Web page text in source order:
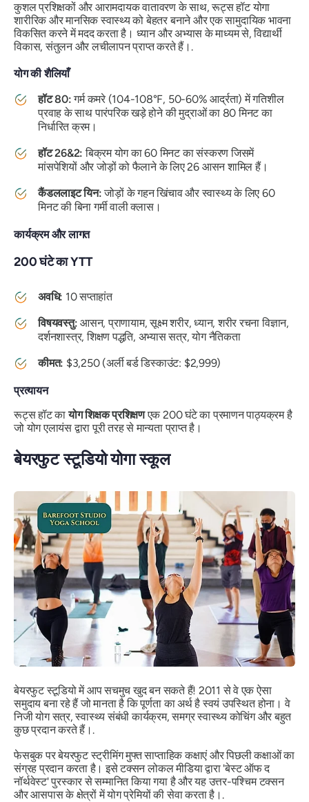
कुशल प्रशिक्षकों और आरामदायक वातावरण के साथ, रूट्स हॉट योगा
शारीरिक और मानसिक स्वास्थ्य को बेहतर बनाने और एक सामुदायिक भावना
विकसित करने में मदद करता है। ध्यान और अभ्यास के माध्यम से, विद्यार्थी
विकास, संतुलन और लचीलापन प्राप्त करते हैं।.
योग की शैलियाँ
हॉट 80:गर्म कमरे (104-108°F, 50-60% आर्द्रता) में गतिशील
प्रवाह के साथ पारंपरिक खड़े होने की मुद्राओं का 80 मिनट का
निर्धारित क्रम।
हॉट 26&2:बिक्रम योग का 60 मिनट का संस्करण जिसमें
मांसपेशियों और जोड़ों को फैलाने के लिए 26 आसन शामिल हैं।
कैंडललाइट यिन:जोड़ों के गहन खिंचाव और स्वास्थ्य के लिए 60
मिनट की बिना गर्मी वाली क्लास।
कार्यक्रम और लागत
200 घंटे का YTT
अवधि: 10 सप्ताहांत
विषयवस्तु: आसन, प्राणायाम, सूक्ष्म शरीर, ध्यान, शरीर रचना विज्ञान,
दर्शनशास्त्र, शिक्षण पद्धति, अभ्यास सत्र, योग नैतिकता
कीमत: $3,250 (अर्ली बर्ड डिस्काउंट: $2,999)
प्रत्यायन
रूट्स हॉट कायोग शिक्षक प्रशिक्षणएक 200 घंटे का प्रमाणन पाठ्यक्रम है
जो योग एलायंस द्वारा पूरी तरह से मान्यता प्राप्त है।
बेयरफुट स्टूडियो योगा स्कूल
बेयरफुट स्टूडियो में आप सचमुच खुद बन सकते हैं! 2011 से वे एक ऐसा
समुदाय बना रहे हैं जो मानता है कि पूर्णता का अर्थ है स्वयं उपस्थित होना। वे
निजी योग सत्र, स्वास्थ्य संबंधी कार्यक्रम, समग्र स्वास्थ्य कोचिंग और बहुत
कुछ प्रदान करते हैं।.
फेसबुक पर बेयरफुट स्ट्रीमिंग मुफ्त साप्ताहिक कक्षाएं और पिछली कक्षाओं का
संग्रह प्रदान करता है। इसे टक्सन लोकल मीडिया द्वारा 'बेस्ट ऑफ द
नॉर्थवेस्ट' पुरस्कार से सम्मानित किया गया है और यह उत्तर-पश्चिम टक्सन
और आसपास के क्षेत्रों में योग प्रेमियों की सेवा करता है।.